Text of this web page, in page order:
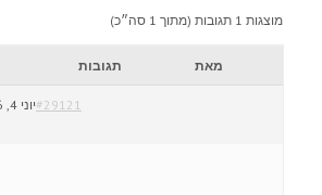
מוצגות 1 תגובות (מתוך 1 סה״כ)
מאת תגובות
יוני 4, 2026 בשעה 2:25 am#29121